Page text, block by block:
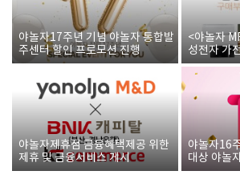
야놀자17주년 기념 야놀자 통합발
주센터 할인 프로모션 진행
<야놀자
성전자 가
야놀자제휴점 금융혜택제공 위한
제휴 및 금융서비스 게시
야놀자16
대상 야놀
폰 증정